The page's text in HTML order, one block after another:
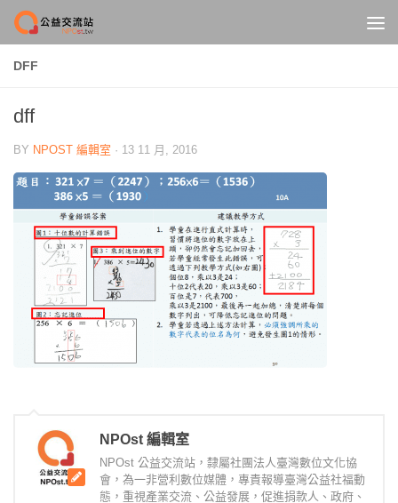
Skip to content
DFF
dff
BY NPOST 編輯室 · 13 11 月, 2016
NPOst 編輯室
NPOst 公益交流站，隸屬社團法人臺灣數位文化協
會，為一非營利數位媒體，專責報導臺灣公益社福動
態，重視產業交流、公益發展，促進捐款人、政府、